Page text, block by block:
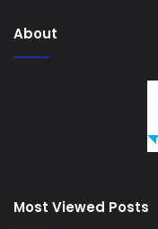
About
Most Viewed Posts